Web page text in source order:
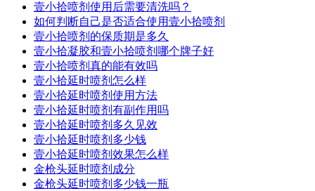
壹小拾喷剂使用后需要清洗吗？
如何判断自己是否适合使用壹小拾喷剂
壹小拾喷剂的保质期是多久
壹小拾凝胶和壹小拾喷剂哪个牌子好
壹小拾喷剂真的能有效吗
壹小拾延时喷剂怎么样
壹小拾延时喷剂使用方法
壹小拾延时喷剂有副作用吗
壹小拾延时喷剂多久见效
壹小拾延时喷剂多少钱
壹小拾延时喷剂效果怎么样
金枪头延时喷剂成分
金枪头延时喷剂多少钱一瓶